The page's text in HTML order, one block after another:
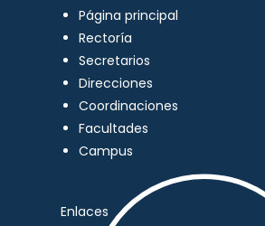
Página principal
Rectoría
Secretarios
Direcciones
Coordinaciones
Facultades
Campus
Enlaces